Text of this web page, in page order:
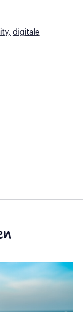
digitale